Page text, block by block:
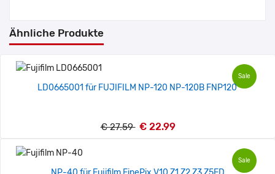
Ähnliche Produkte
Sale
LD0665001 für FUJIFILM NP-120 NP-120B FNP120
€ 27.59 € 22.99
Sale